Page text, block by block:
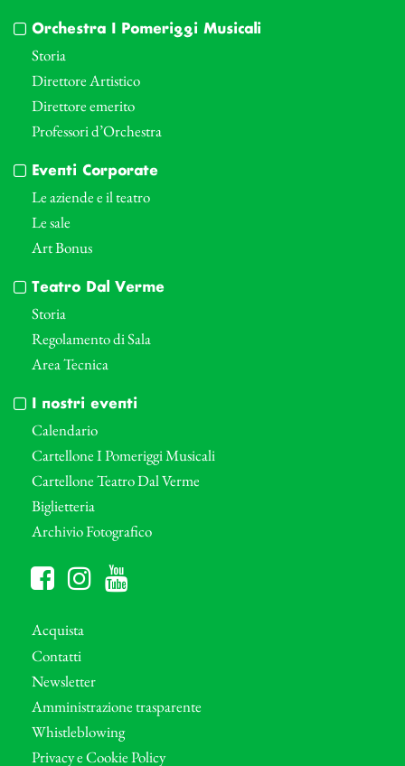
Orchestra I Pomeriggi Musicali
Storia
Direttore Artistico
Direttore emerito
Professori d’Orchestra
Eventi Corporate
Le aziende e il teatro
Le sale
Art Bonus
Teatro Dal Verme
Storia
Regolamento di Sala
Area Tecnica
I nostri eventi
Calendario
Cartellone I Pomeriggi Musicali
Cartellone Teatro Dal Verme
Biglietteria
Archivio Fotografico
Acquista
Contatti
Newsletter
Amministrazione trasparente
Whistleblowing
Privacy e Cookie Policy